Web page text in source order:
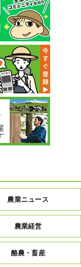
農業ニュース
農業経営
酪農・畜産